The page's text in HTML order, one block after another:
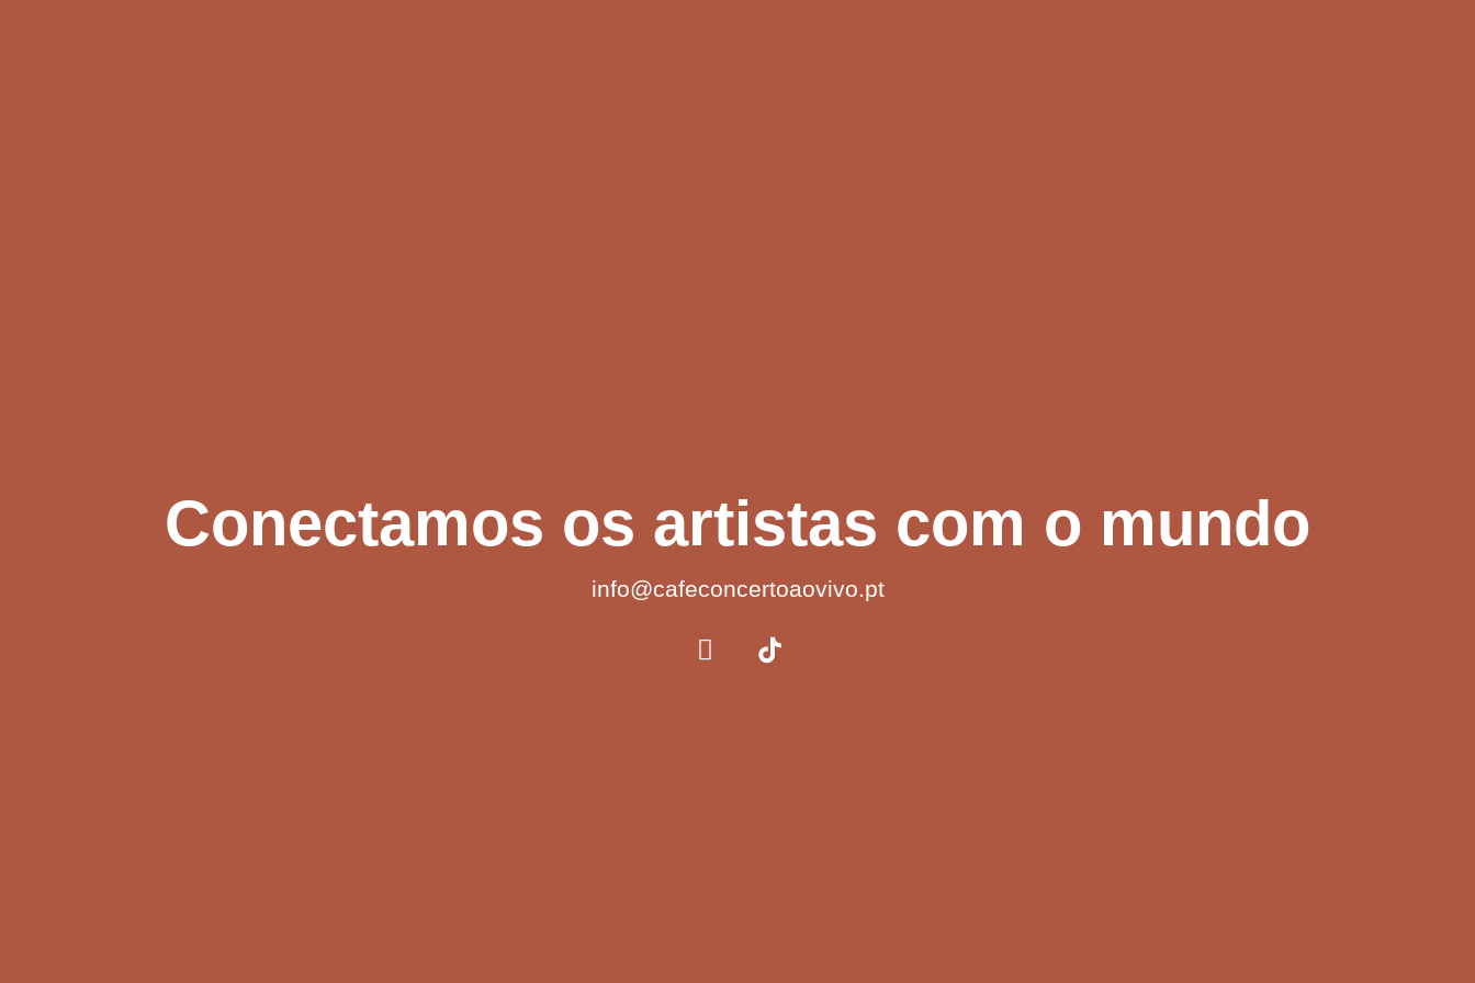
Conectamos os artistas com o mundo
info@cafeconcertoaovivo.pt